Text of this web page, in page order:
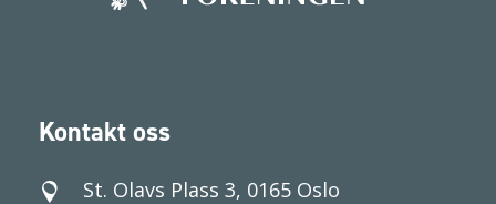
Kontakt oss
St. Olavs Plass 3, 0165 Oslo